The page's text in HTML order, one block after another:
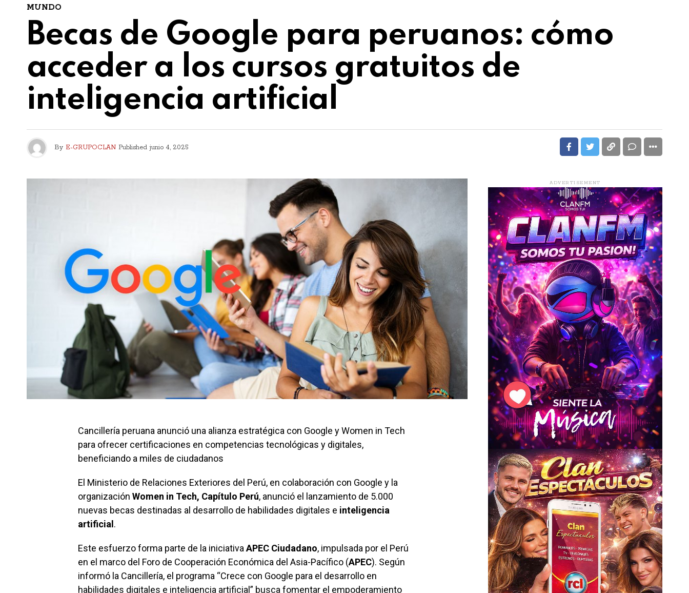
MUNDO
Becas de Google para peruanos: cómo
acceder a los cursos gratuitos de
inteligencia artificial
By E-GRUPOCLAN Published junio 4, 2025
Cancillería peruana anunció una alianza estratégica con Google y Women in Tech
para ofrecer certificaciones en competencias tecnológicas y digitales,
beneficiando a miles de ciudadanos
El Ministerio de Relaciones Exteriores del Perú, en colaboración con Google y la
organización Women in Tech, Capítulo Perú, anunció el lanzamiento de 5.000
nuevas becas destinadas al desarrollo de habilidades digitales e inteligencia
artificial .
Este esfuerzo forma parte de la iniciativa APEC Ciudadano, impulsada por el Perú
en el marco del Foro de Cooperación Económica del Asia-Pacífico (APEC). Según
informó la Cancillería, el programa “Crece con Google para el desarrollo en
habilidades digitales e inteligencia artificial” busca fomentar el empoderamiento
ADVERTISEMENT